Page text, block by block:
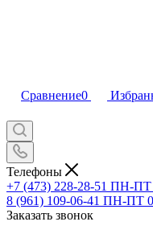
Сравнение0
Телефоны
+7 (473) 228-28-51 ПН-ПТ
8 (961) 109-06-41 ПН-ПТ
Заказать звонок